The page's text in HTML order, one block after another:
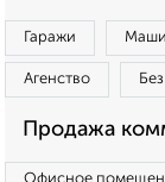
Гаражи
Агенство
Продажа